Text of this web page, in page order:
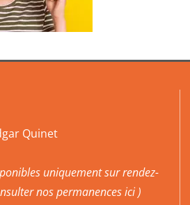
Quinet
uniquement sur rendez-
nos permanences ici )